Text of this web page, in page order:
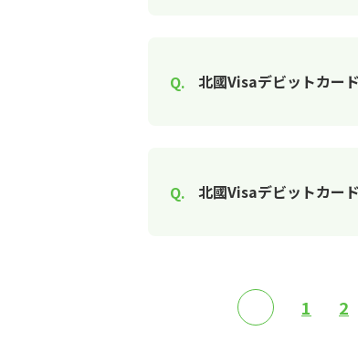
北國Visaデビットカー
北國Visaデビットカー
1 2